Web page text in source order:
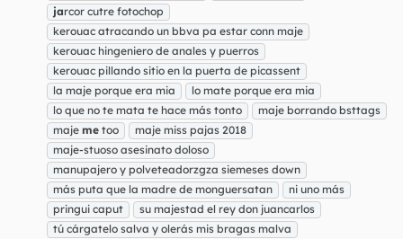
jarcor cutre fotochop
kerouac atracando un bbva pa estar conn maje
kerouac hingeniero de anales y puerros
kerouac pillando sitio en la puerta de picassent
la maje porque era mia
lo mate porque era mia
lo que no te mata te hace más tonto
maje borrando bsttags
maje me too
maje miss pajas 2018
maje-stuoso asesinato doloso
manupajero y polveteadorzgza siemeses down
más puta que la madre de monguersatan
ni uno más
pringui caput
su majestad el rey don juancarlos
tú cárgatelo salva y olerás mis bragas malva